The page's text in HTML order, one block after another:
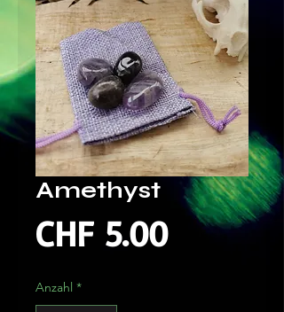
Amethyst
CHF 5.00Preis
Anzahl *